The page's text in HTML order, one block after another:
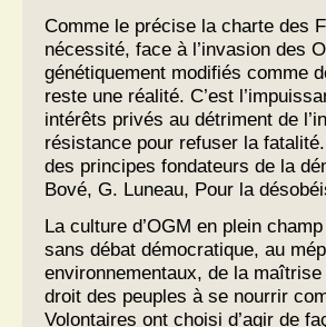
Comme le précise la charte des
nécessité, face à l’invasion des
génétiquement modifiés comme
reste une réalité. C’est
intérêts privés au détriment de
résistance pour refuser la
des principes fondateurs de la
Bové, G. Luneau, Pour la
La culture d’OGM en plein
sans débat démocratique, au
environnementaux, de la
droit des peuples à se nourrir
Volontaires ont choisi d’agir de